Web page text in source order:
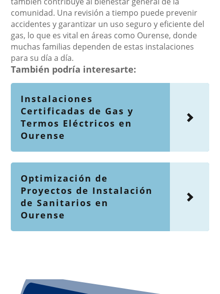
comunidad. Una revisión a tiempo puede prevenir
accidentes y garantizar un uso seguro y eficiente del
gas, lo que es vital en áreas como Ourense, donde
muchas familias dependen de estas instalaciones
para su día a día.
También podría interesarte:
Instalaciones
Certificadas de Gas y
Termos Eléctricos en
Ourense
Optimización de
Proyectos de Instalación
de Sanitarios en
Ourense